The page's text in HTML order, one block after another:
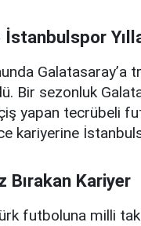
Galatasaray’a
Bir sezonluk
yapan tecrübeli
kariyerine
Bırakan Kariyer
futboluna milli